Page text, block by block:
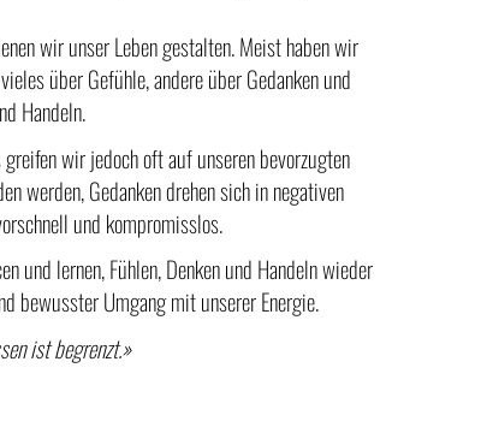
wir unser Leben gestalten. Meist haben wir
über Gefühle, andere über Gedanken und
Handeln.
wir jedoch oft auf unseren bevorzugten
werden, Gedanken drehen sich in negativen
und kompromisslos.
und lernen, Fühlen, Denken und Handeln wieder
bewusster Umgang mit unserer Energie.
ist begrenzt.»